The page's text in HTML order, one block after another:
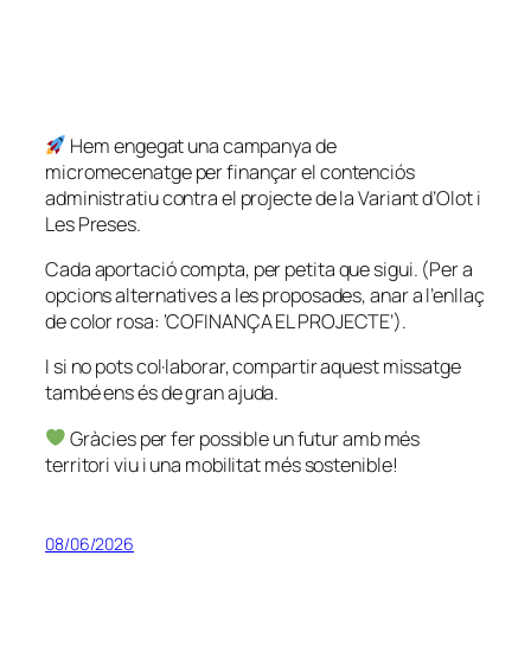
Hem engegat una campanya de
micromecenatge per finançar el contenciós
administratiu contra el projecte de la Variant d’Olot i
Les Preses.
Cada aportació compta, per petita que sigui. (Per a
opcions alternatives a les proposades, anar a l’enllaç
de color rosa: ‘COFINANÇA EL PROJECTE’).
I si no pots col·laborar, compartir aquest missatge
també ens és de gran ajuda.
Gràcies per fer possible un futur amb més
territori viu i una mobilitat més sostenible!
08/06/2026